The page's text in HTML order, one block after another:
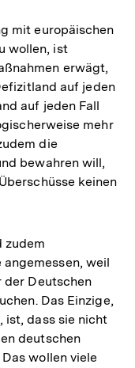
mit europäischen
wollen, ist
erwägt,
auf jeden
auf jeden Fall
mehr
die
bewahren will,
keinen
zudem
angemessen, weil
der Deutschen
Das Einzige,
ist, dass sie nicht
deutschen
wollen viele